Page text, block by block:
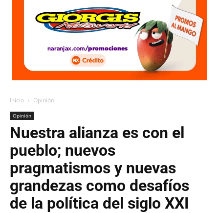
Inicio Opinión
Opinión
Nuestra alianza es con el
pueblo; nuevos
pragmatismos y nuevas
grandezas como desafíos
de la política del siglo XXI